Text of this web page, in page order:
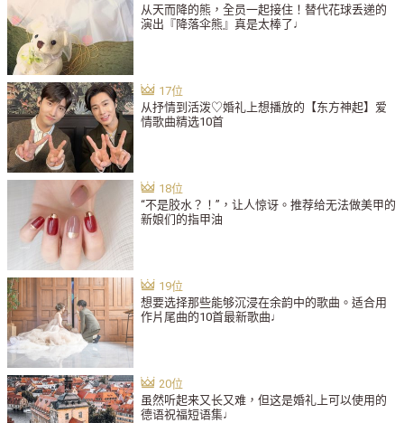
从天而降的熊，全员一起接住！替代花球丢递的
演出『降落伞熊』真是太棒了♩
从抒情到活泼♡婚礼上想播放的【东方神起】爱
情歌曲精选10首
“不是胶水？！”，让人惊讶。推荐给无法做美甲的
新娘们的指甲油
想要选择那些能够沉浸在余韵中的歌曲。适合用
作片尾曲的10首最新歌曲♩
虽然听起来又长又难，但这是婚礼上可以使用的
德语祝福短语集♩